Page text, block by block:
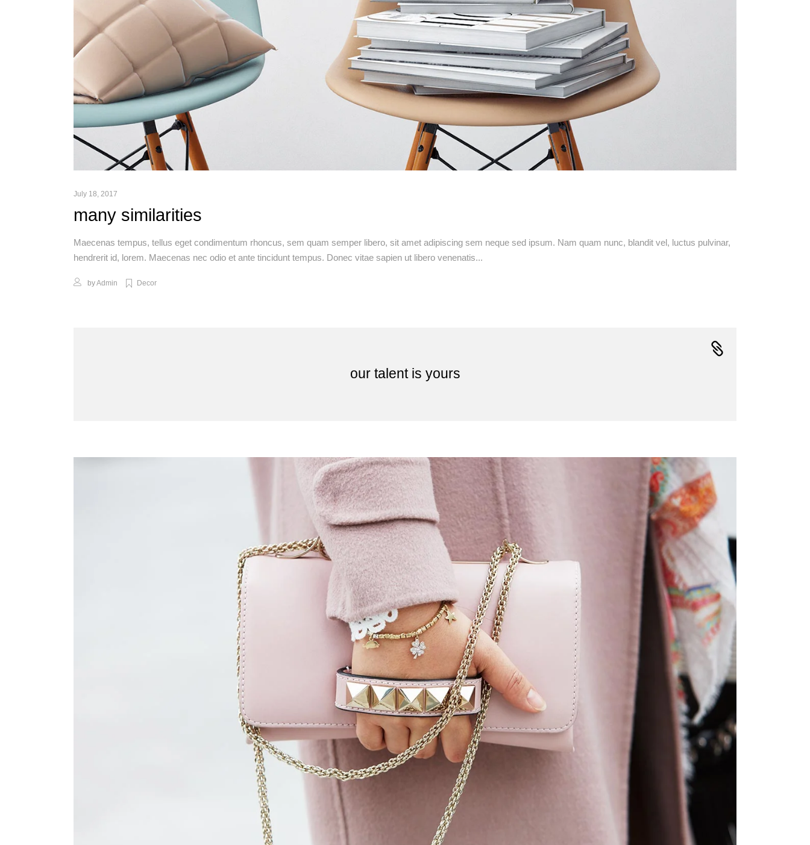
July 18, 2017
many similarities
Maecenas tempus, tellus eget condimentum rhoncus, sem quam semper libero, sit amet adipiscing sem neque sed ipsum. Nam quam nunc, blandit vel, luctus pulvinar,
hendrerit id, lorem. Maecenas nec odio et ante tincidunt tempus. Donec vitae sapien ut libero venenatis
byAdmin Decor
our talent is yours